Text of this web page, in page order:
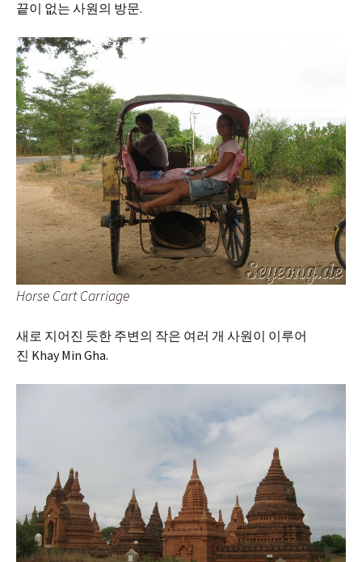
끝이 없는 사원의 방문.
Horse Cart Carriage
새로 지어진 듯한 주변의 작은 여러 개 사원이 이루어
진 Khay Min Gha.